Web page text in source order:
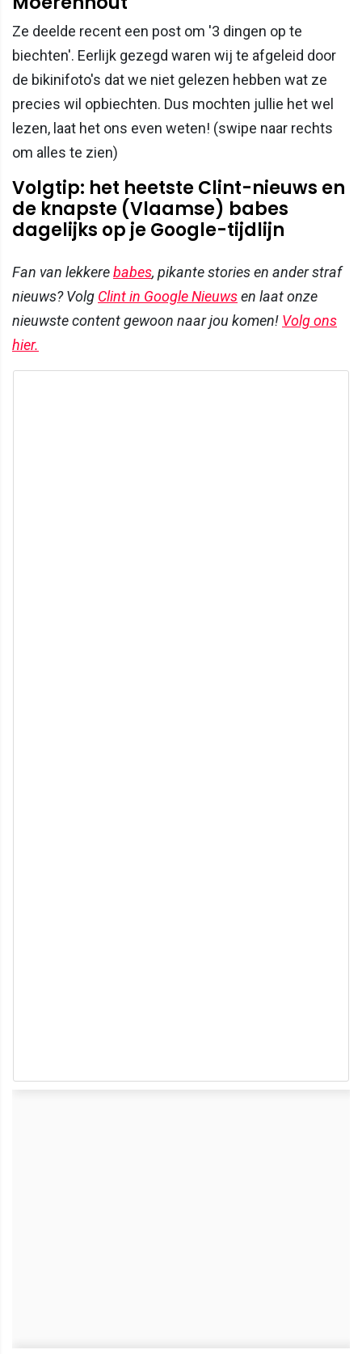
Ze deelde recent een post om '3 dingen op te
biechten'. Eerlijk gezegd waren wij te afgeleid door
de bikinifoto's dat we niet gelezen hebben wat ze
precies wil opbiechten. Dus mochten jullie het wel
lezen, laat het ons even weten! (swipe naar rechts
om alles te zien)
Volgtip: het heetste Clint-nieuws en
de knapste (Vlaamse) babes
dagelijks op je Google-tijdlijn
Fan van lekkerebabes, pikante stories en ander straf
nieuws? Volg Clint in Google Nieuwsen laat onze
nieuwste content gewoon naar jou komen! Volg ons
hier.